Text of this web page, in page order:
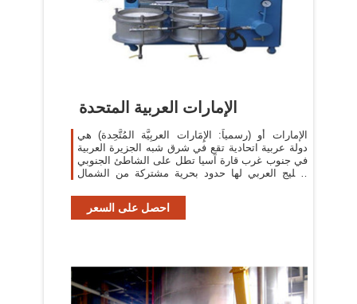
الإمارات العربية المتحدة
الإمارات أو (رسمياً: الإِمَارات العربِيَّة المُتَّحِدة) هي
دولة عربية اتحادية تقع في شرق شبه الجزيرة العربية
في جنوب غرب قارة آسيا تطل على الشاطئ الجنوبي
الخليج العربي لها حدود بحرية مشتركة من الشمال
احصل على السعر